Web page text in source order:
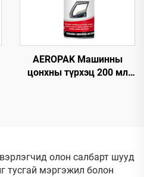
AEROPAK Машинны
цонхны түрхэц 200 мл
олон салбарт шууд
тусгай мэргэжил болон